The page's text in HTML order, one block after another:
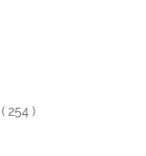
( 254 )